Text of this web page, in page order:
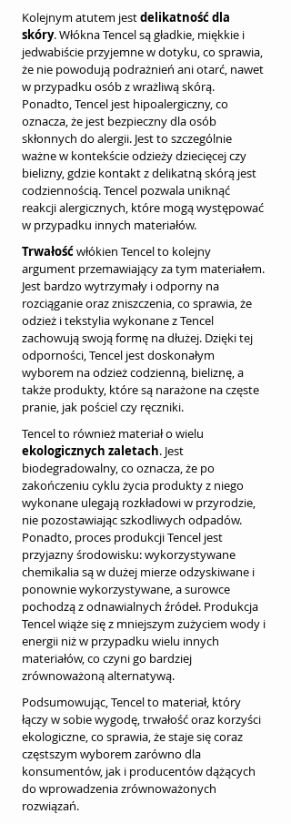
Kolejnym atutem jest delikatność dla
skóry. Włókna Tencel są gładkie, miękkie i
jedwabiście przyjemne w dotyku, co sprawia,
że nie powodują podrażnień ani otarć, nawet
w przypadku osób z wrażliwą skórą.
Ponadto, Tencel jest hipoalergiczny, co
oznacza, że jest bezpieczny dla osób
skłonnych do alergii. Jest to szczególnie
ważne w kontekście odzieży dziecięcej czy
bielizny, gdzie kontakt z delikatną skórą jest
codziennością. Tencel pozwala uniknąć
reakcji alergicznych, które mogą występować
w przypadku innych materiałów.
Trwałość włókien Tencel to kolejny
argument przemawiający za tym materiałem.
Jest bardzo wytrzymały i odporny na
rozciąganie oraz zniszczenia, co sprawia, że
odzież i tekstylia wykonane z Tencel
zachowują swoją formę na dłużej. Dzięki tej
odporności, Tencel jest doskonałym
wyborem na odzież codzienną, bieliznę, a
także produkty, które są narażone na częste
pranie, jak pościel czy ręczniki.
Tencel to również materiał o wielu
ekologicznych zaletach. Jest
biodegradowalny, co oznacza, że po
zakończeniu cyklu życia produkty z niego
wykonane ulegają rozkładowi w przyrodzie,
nie pozostawiając szkodliwych odpadów.
Ponadto, proces produkcji Tencel jest
przyjazny środowisku: wykorzystywane
chemikalia są w dużej mierze odzyskiwane i
ponownie wykorzystywane, a surowce
pochodzą z odnawialnych źródeł. Produkcja
Tencel wiąże się z mniejszym zużyciem wody i
energii niż w przypadku wielu innych
materiałów, co czyni go bardziej
zrównoważoną alternatywą.
Podsumowując, Tencel to materiał, który
łączy w sobie wygodę, trwałość oraz korzyści
ekologiczne, co sprawia, że staje się coraz
częstszym wyborem zarówno dla
konsumentów, jak i producentów dążących
do wprowadzenia zrównoważonych
rozwiązań.